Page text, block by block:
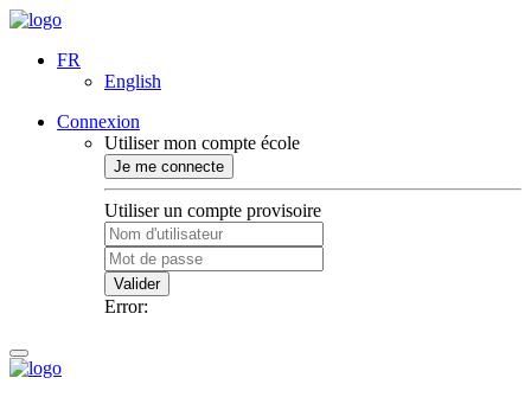
FR
English
Connexion
Utiliser mon compte école
Je me connecte
Utiliser un compte provisoire
Valider
Error: